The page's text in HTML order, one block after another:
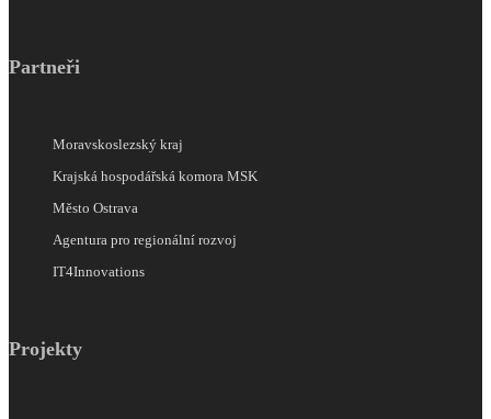
Partneři
Moravskoslezský kraj
Krajská hospodářská komora MSK
Město Ostrava
Agentura pro regionální rozvoj
IT4Innovations
Projekty